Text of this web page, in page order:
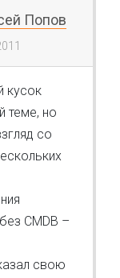
Попов
кусок
теме, но
со
CMDB –
свою